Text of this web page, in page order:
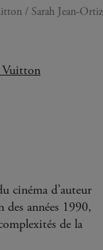
/ Sarah Jean-Ortiz
Vuitton
cinéma d’auteur
années 1990,
de la